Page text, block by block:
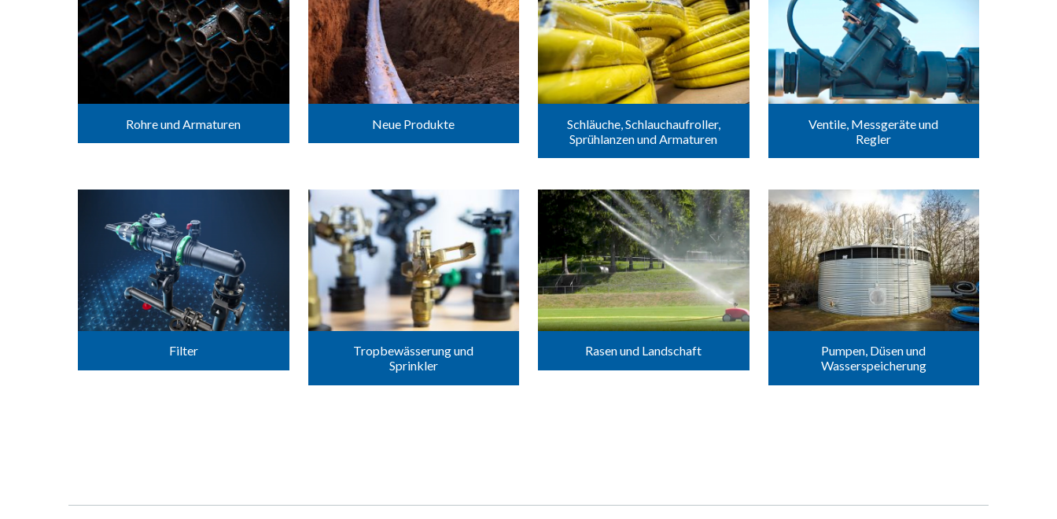
Rohre und Armaturen Neue Produkte
Schläuche, Schlauchaufroller,
Sprühlanzen und Armaturen
Ventile, Messgeräte und
Regler
Filter
Tropbewässerung und
Sprinkler
Rasen und Landschaft
Pumpen, Düsen und
Wasserspeicherung